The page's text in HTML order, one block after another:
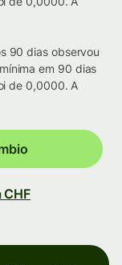
90 dias observou
em 90 dias
de 0,0000. A
CHF